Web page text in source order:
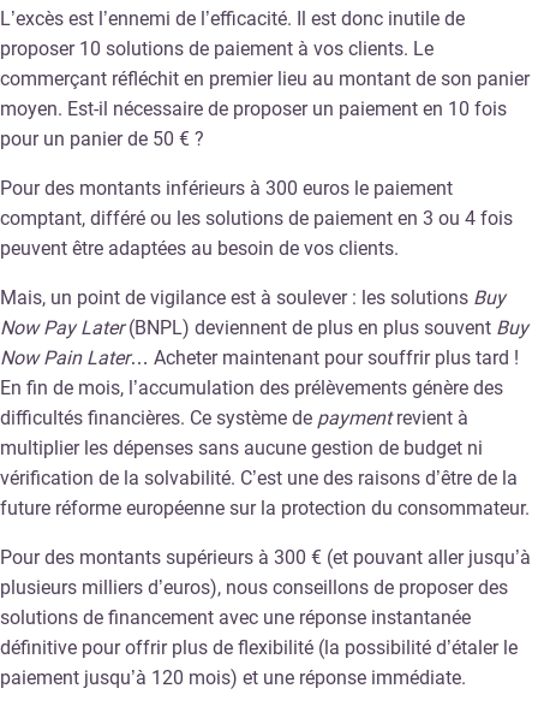
L’excès est l’ennemi de l’efficacité. Il est donc inutile de
proposer 10 solutions de paiement à vos clients. Le
commerçant réfléchit en premier lieu au montant de son panier
moyen. Est-il nécessaire de proposer un paiement en 10 fois
pour un panier de 50 € ?
Pour des montants inférieurs à 300 euros le paiement
comptant, différé ou les solutions de paiement en 3 ou 4 fois
peuvent être adaptées au besoin de vos clients.
Mais, un point de vigilance est à soulever : les solutions Buy
Now Pay Later(BNPL) deviennent de plus en plus souvent Buy
Now Pain Later… Acheter maintenant pour souffrir plus tard !
En fin de mois, l’accumulation des prélèvements génère des
difficultés financières. Ce système de paymentrevient à
multiplier les dépenses sans aucune gestion de budget ni
vérification de la solvabilité. C’est une des raisons d’être de la
future réforme européenne sur la protection du consommateur.
Pour des montants supérieurs à 300 € (et pouvant aller jusqu’à
plusieurs milliers d’euros), nous conseillons de proposer des
solutions de financement avec une réponse instantanée
définitive pour offrir plus de flexibilité (la possibilité d’étaler le
paiement jusqu’à 120 mois) et une réponse immédiate.